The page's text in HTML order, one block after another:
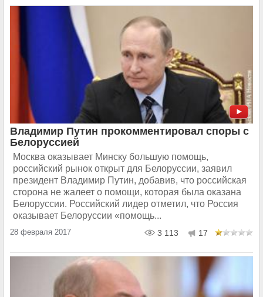
Владимир Путин прокомментировал споры с
Белоруссией
Москва оказывает Минску большую помощь,
российский рынок открыт для Белоруссии, заявил
президент Владимир Путин, добавив, что российская
сторона не жалеет о помощи, которая была оказана
Белоруссии. Российский лидер отметил, что Россия
оказывает Белоруссии «помощь...
28 февраля 2017 3 113 17